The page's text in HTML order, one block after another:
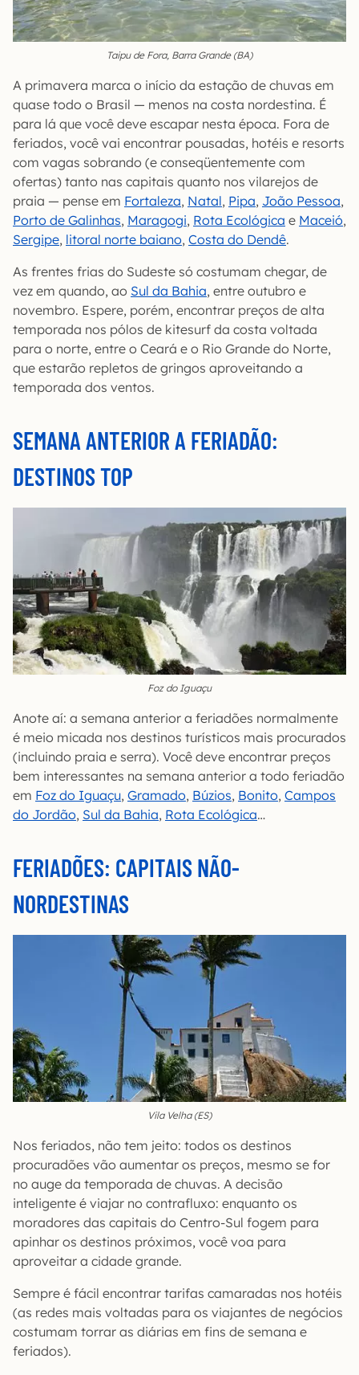
Taipu de Fora, Barra Grande (BA)
A primavera marca o início da estação de chuvas em
quase todo o Brasil — menos na costa nordestina. É
para lá que você deve escapar nesta época. Fora de
feriados, você vai encontrar pousadas, hotéis e resorts
com vagas sobrando (e conseqüentemente com
ofertas) tanto nas capitais quanto nos vilarejos de
praia — pense em Fortaleza, Natal, Pipa, João Pessoa,
Porto de Galinhas, Maragogi, Rota Ecológica e Maceió,
Sergipe, litoral norte baiano, Costa do Dendê.
As frentes frias do Sudeste só costumam chegar, de
vez em quando, ao Sul da Bahia, entre outubro e
novembro. Espere, porém, encontrar preços de alta
temporada nos pólos de kitesurf da costa voltada
para o norte, entre o Ceará e o Rio Grande do Norte,
que estarão repletos de gringos aproveitando a
temporada dos ventos.
SEMANA ANTERIOR A FERIADÃO:
DESTINOS TOP
Foz do Iguaçu
Anote aí: a semana anterior a feriadões normalmente
é meio micada nos destinos turísticos mais procurados
(incluindo praia e serra). Você deve encontrar preços
bem interessantes na semana anterior a todo feriadão
em Foz do Iguaçu, Gramado, Búzios, Bonito, Campos
do Jordão, Sul da Bahia, Rota Ecológica…
FERIADÕES: CAPITAIS NÃO-
NORDESTINAS
Vila Velha (ES)
Nos feriados, não tem jeito: todos os destinos
procuradões vão aumentar os preços, mesmo se for
no auge da temporada de chuvas. A decisão
inteligente é viajar no contrafluxo: enquanto os
moradores das capitais do Centro-Sul fogem para
apinhar os destinos próximos, você voa para
aproveitar a cidade grande.
Sempre é fácil encontrar tarifas camaradas nos hotéis
(as redes mais voltadas para os viajantes de negócios
costumam torrar as diárias em fins de semana e
feriados).